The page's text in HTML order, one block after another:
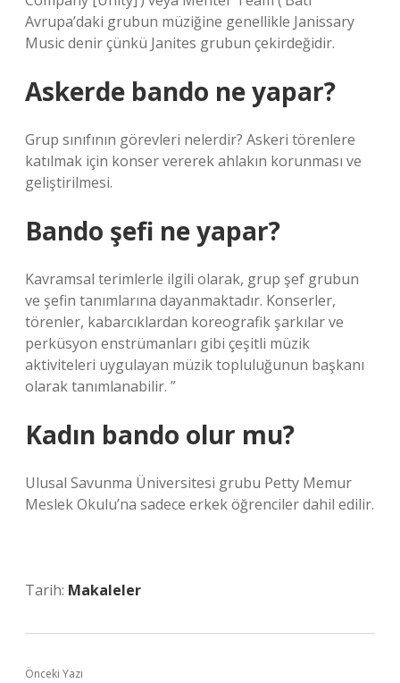
Avrupa’daki grubun müziğine genellikle Janissary
Music denir çünkü Janites grubun çekirdeğidir.
Askerde bando ne yapar?
Grup sınıfının görevleri nelerdir? Askeri törenlere
katılmak için konser vererek ahlakın korunması ve
geliştirilmesi.
Bando şefi ne yapar?
Kavramsal terimlerle ilgili olarak, grup şef grubun
ve şefin tanımlarına dayanmaktadır. Konserler,
törenler, kabarcıklardan koreografik şarkılar ve
perküsyon enstrümanları gibi çeşitli müzik
aktiviteleri uygulayan müzik topluluğunun başkanı
olarak tanımlanabilir. ”
Kadın bando olur mu?
Ulusal Savunma Üniversitesi grubu Petty Memur
Meslek Okulu’na sadece erkek öğrenciler dahil edilir.
Tarih: Makaleler
Önceki Yazı